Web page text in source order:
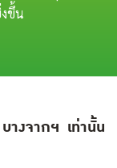
ขึ้น
างจากฯ เท่านั้น